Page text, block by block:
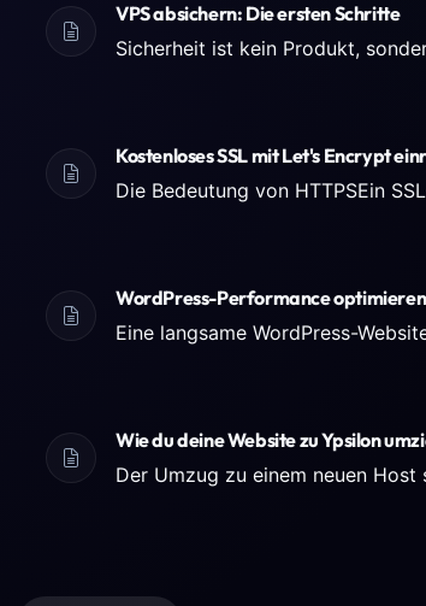
VPS absichern: Die ersten Schritte
Kostenloses SSL mit Let's Encrypt
WordPress-Performance optimieren
Wie du deine Website zu Ypsilon